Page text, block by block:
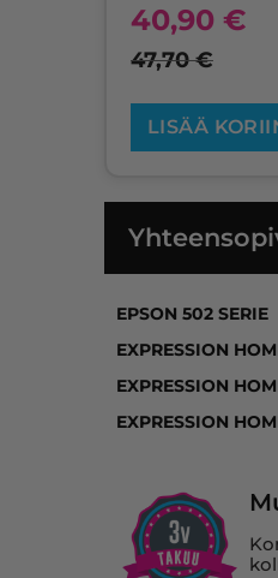
40,90 €
47,70€
LISÄÄ
EPSON 502
EPSON 502 SERIE
EXPRESSION
EXPRESSION
EXPRESSION